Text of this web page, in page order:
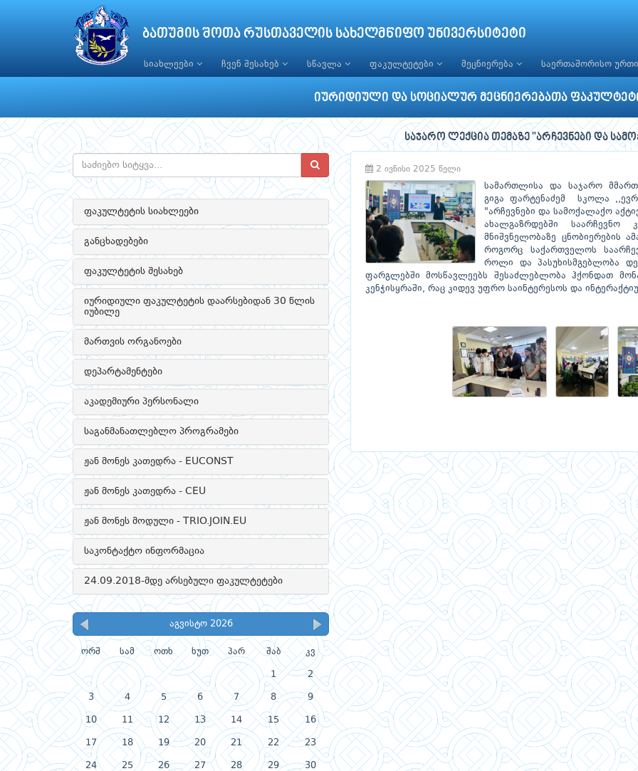
ბათუმის შოთა რუსთაველის სახელმწიფო უნივერსიტეტი
სიახლეები ჩვენ შესახებ სწავლა ფაკულტეტები მეცნიერება საერთაშორისო
იურიდიული და სოციალურ მეცნიერებათა
ფაკულტეტის სიახლეები
განცხადებები
ფაკულტეტის შესახებ
იურიდიული ფაკულტეტის დაარსებიდან 30 წლის
იუბილე
მართვის ორგანოები
დეპარტამენტები
აკადემიური პერსონალი
საგანმანათლებლო პროგრამები
ჟან მონეს კათედრა - EUCONST
ჟან მონეს კათედრა - CEU
ჟან მონეს მოდული - TRIO.JOIN.EU
საკონტაქტო ინფორმაცია
24.09.2018-მდე არსებული ფაკულტეტები
აგვისტო 2026
ორშ სამ ოთხ ხუთ პარ შაბ კვ
1 2
3 4 5 6 7 8 9
10 11 12 13 14 15 16
17 18 19 20 21 22 23
24 25 26 27 28 29 30
საჯარო ლექცია თემაზე "არჩევნები და
2 ივნისი 2025 წელი
სამართლისა და საჯარო
გიგა ფარტენაძემ სკოლა
"არჩევნები და სამოქალაქო
ახალგაზრდებში
მნიშვნელობაზე ცნობიერების
როგორც საქართველოს
როლი და პასუხისმგებლობა
ფარგლებში მოსწავლეებს შესაძლებლობა ჰქონდათ
კენჭისყრაში, რაც კიდევ უფრო საინტერესოს და